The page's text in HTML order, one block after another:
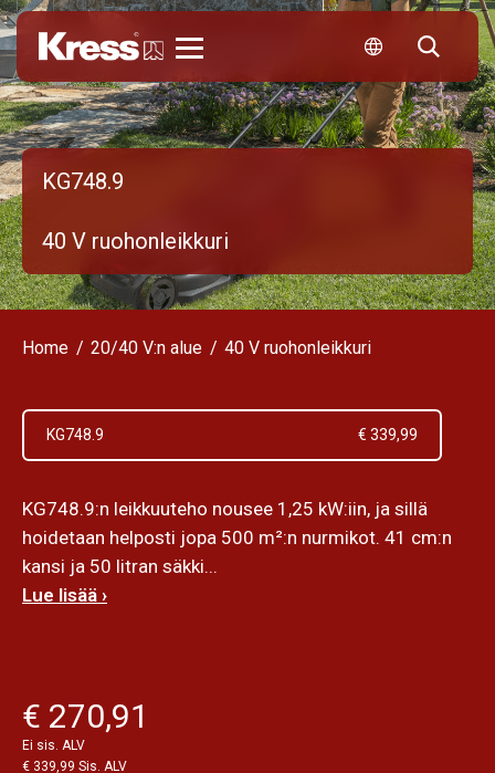
KG748.9
40 V ruohonleikkuri
Home 20/40 V:n alue 40 V ruohonleikkuri
KG748.9 € 339,99
KG748.9:n leikkuuteho nousee 1,25 kW:iin, ja sillä
hoidetaan helposti jopa 500 m²:n nurmikot. 41 cm:n
kansi ja 50 litran säkki...
Lue lisää ›
€ 270,91
Ei sis. ALV
€ 339,99 Sis. ALV